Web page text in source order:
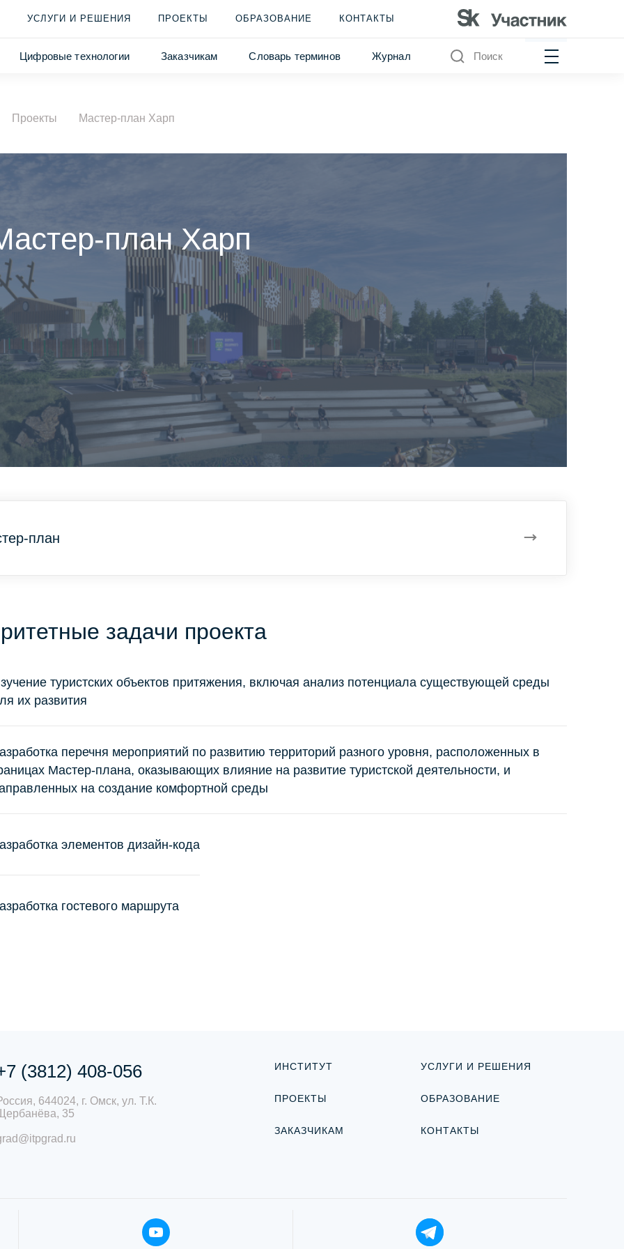
УСЛУГИ И РЕШЕНИЯ ПРОЕКТЫ ОБРАЗОВАНИЕ КОНТАКТЫ
Цифровые технологии Заказчикам Словарь терминов Журнал Поиск
Проекты Мастер-план Харп
план Харп
план
задачи проекта
туристских объектов притяжения, включая анализ потенциала существующей среды
их развития
перечня мероприятий по развитию территорий разного уровня, расположенных в
Мастер-плана, оказывающих влияние на развитие туристской деятельности, и
на создание комфортной среды
элементов дизайн-кода
гостевого маршрута
(3812) 408-056
644024, г. Омск, ул. Т.К.
35
ИНСТИТУТ
ПРОЕКТЫ
ЗАКАЗЧИКАМ
УСЛУГИ И РЕШЕНИЯ
ОБРАЗОВАНИЕ
КОНТАКТЫ